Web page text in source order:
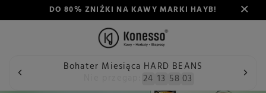
DO 80% ZNIŻKI NA KAWY MARKI HAYB!
Bohater Miesiąca HARD BEANS
24 13 58 03